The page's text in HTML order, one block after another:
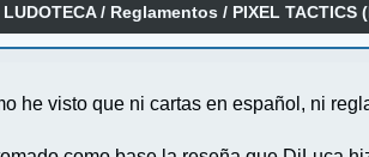
LUDOTECA/ Reglamentos / PIXEL TACTICS
he visto que ni cartas en español, ni